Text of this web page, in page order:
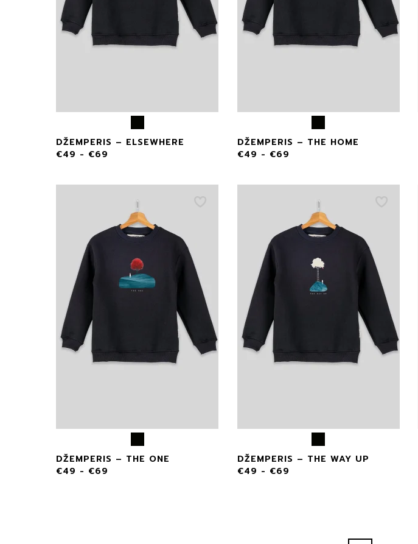
DŽEMPERIS – ELSEWHERE
€49 - €69
DŽEMPERIS – THE HOME
€49 - €69
DŽEMPERIS – THE ONE
€49 - €69
DŽEMPERIS – THE WAY UP
€49 - €69